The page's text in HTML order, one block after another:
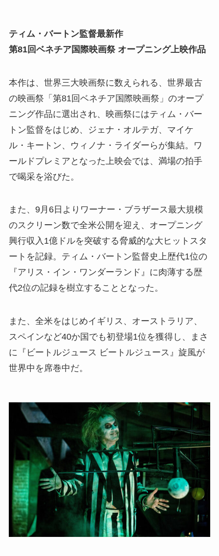
ティム・バートン監督最新作
第81回ベネチア国際映画祭 オープニング上映作品
本作は、世界三大映画祭に数えられる、世界最古
の映画祭「第81回ベネチア国際映画祭」のオープ
ニング作品に選出され、映画祭にはティム・バー
トン監督をはじめ、ジェナ・オルテガ、マイケ
ル・キートン、ウィノナ・ライダーらが集結。ワ
ールドプレミアとなった上映会では、満場の拍手
で喝采を浴びた。
また、9月6日よりワーナー・ブラザース最大規模
のスクリーン数で全米公開を迎え、オープニング
興行収入1億ドルを突破する脅威的な大ヒットスタ
ートを記録。ティム・バートン監督史上歴代1位の
『アリス・イン・ワンダーランド』に肉薄する歴
代2位の記録を樹立することとなった。
また、全米をはじめイギリス、オーストラリア、
スペインなど40か国でも初登場1位を獲得し、まさ
に『ビートルジュース ビートルジュース』旋風が
世界中を席巻中だ。